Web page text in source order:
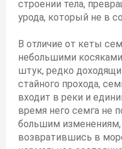
строении тела,
урода, который не в
В отличие от кеты
небольшими
штук, редко
стайного прохода,
входит в реки и
время него семга не
большим изменениям,
возвратившись в